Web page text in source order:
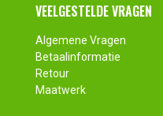
VEELGESTELDE VRAGEN
Algemene Vragen
Betaalinformatie
Retour
Maatwerk